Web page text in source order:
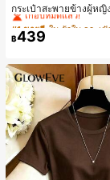
กระเป๋าสะพายข้างผู้หญิ
ล็ก สไตล์วินเทจ ผิวด้าน
ม่ฤดูร้อน 2026 สำหรับเ
น แมตช์ง่าย
เกือบหมดแล้ว!
#1 ขายดี
เกือบหมดแล้ว!
#1 ขายดี
เกือบหมดแล้ว!
เกือบหมดแล้ว!
฿439